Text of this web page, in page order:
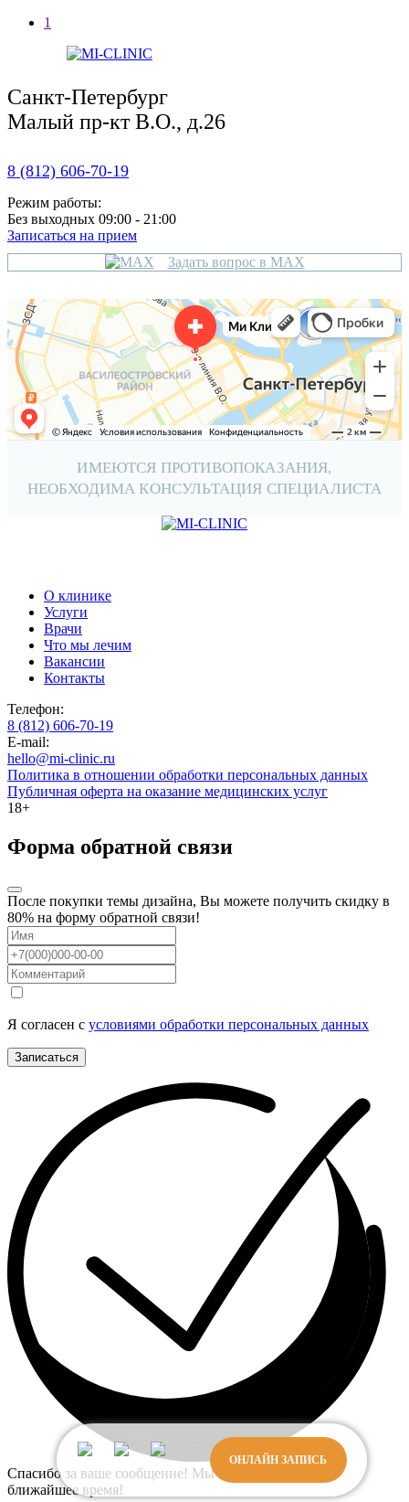
1
Санкт-Петербург
Малый пр-кт В.О., д.26
8 (812) 606-70-19
Режим работы:
Без выходных 09:00 - 21:00
Записаться на прием
Задать вопрос в MAX
ОНЛАЙН ЗАПИСЬ
ИМЕЮТСЯ ПРОТИВОПОКАЗАНИЯ,
НЕОБХОДИМА КОНСУЛЬТАЦИЯ СПЕЦИАЛИСТА
О клинике
Услуги
Врачи
Что мы лечим
Вакансии
Контакты
Телефон:
8 (812) 606-70-19
E-mail:
hello@mi-clinic.ru
Политика в отношении обработки персональных данных
Публичная оферта на оказание медицинских услуг
18+
Форма обратной связи
После покупки темы дизайна, Вы можете получить скидку в
80% на форму обратной связи!
Я согласен с условиями обработки персональных данных
Записаться
Спасибо за ваше сообщение! Мы свяжемся с вами в
ближайшее время!